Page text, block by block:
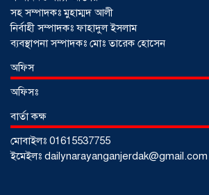
আড়াইহাজারে
শর্টগান
সহ সম্পাদকঃ মুহাম্মদ আলী
নির্বাহী সম্পাদকঃ ফাহাদুল ইসলাম
ব্যবস্থাপনা সম্পাদকঃ মোঃ তারেক হোসেন
অফিস
অফিসঃ
বার্তা কক্ষ
মোবাইলঃ 01615537755
ইমেইলঃ dailynarayanganjerdak@gmail.com